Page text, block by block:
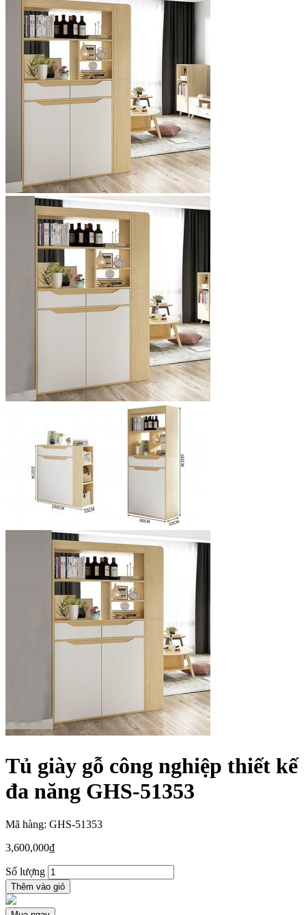
Tủ giày gỗ công nghiệp thiết kế
đa năng GHS-51353
Mã hàng: GHS-51353
3,600,000₫
Số lượng
Thêm vào giỏ